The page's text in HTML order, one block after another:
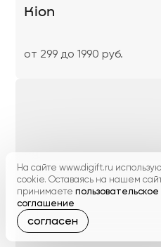
Kion
от 299 до 1990 руб.
На сайте www.digift.ru
cookie. Оставаясь на нашем
принимаете пользовательское
соглашение
согласен